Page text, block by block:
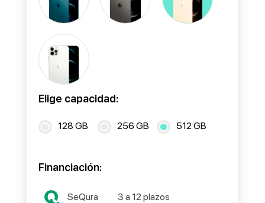
Elige capacidad:
128 GB 256 GB 512 GB
Financiación:
SeQura
3 a 12 plazos